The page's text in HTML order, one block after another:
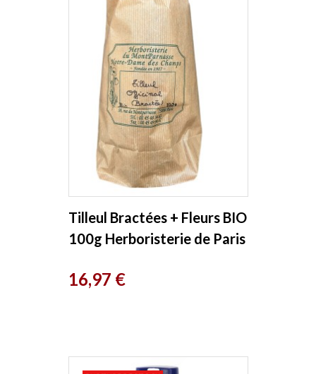
Tilleul Bractées + Fleurs BIO
100g Herboristerie de Paris
Prix
16,97 €